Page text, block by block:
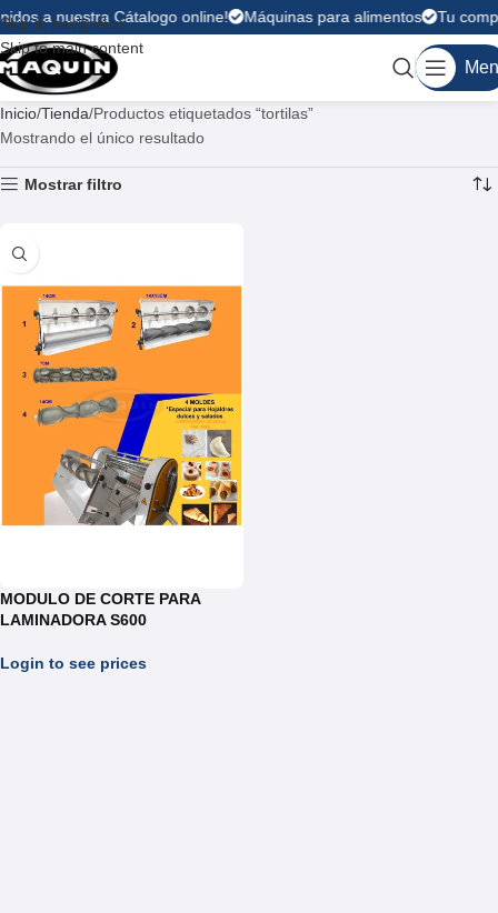
Skip to navigation
Skip to main content
a nuestra Cátalogo online! Máquinas para alimentos Tu
Inicio Tienda Productos etiquetados “tortilas”
Mostrando el único resultado
Mostrar filtro
MODULO DE CORTE PARA
LAMINADORA S600
Login to see prices